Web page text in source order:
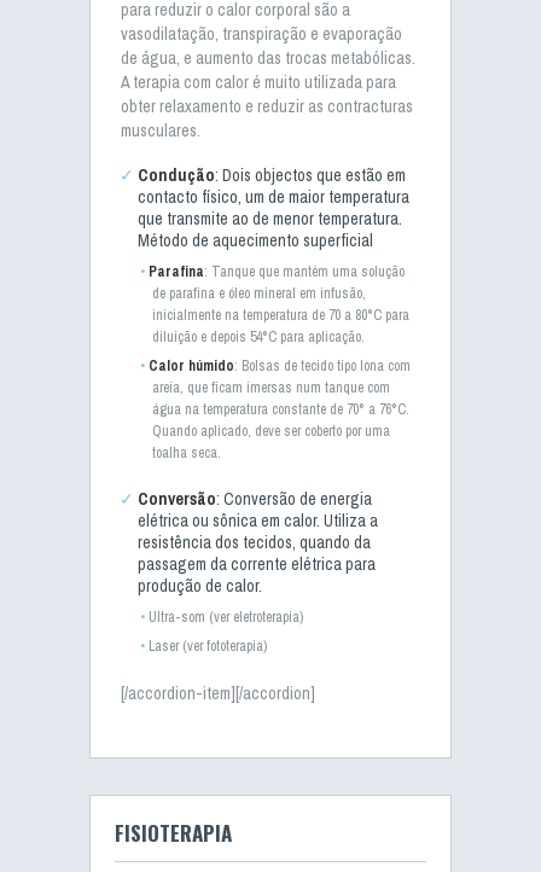
para reduzir o calor corporal são a
vasodilatação, transpiração e evaporação
de água, e aumento das trocas metabólicas.
A terapia com calor é muito utilizada para
obter relaxamento e reduzir as contracturas
musculares.
Condução: Dois objectos que estão em
contacto físico, um de maior temperatura
que transmite ao de menor temperatura.
Método de aquecimento superficial
Parafina: Tanque que mantém uma solução
de parafina e óleo mineral em infusão,
inicialmente na temperatura de 70 a 80°C para
diluição e depois 54°C para aplicação.
Calor húmido: Bolsas de tecido tipo lona com
areia, que ficam imersas num tanque com
água na temperatura constante de 70° a 76°C.
Quando aplicado, deve ser coberto por uma
toalha seca.
Conversão: Conversão de energia
elétrica ou sônica em calor. Utiliza a
resistência dos tecidos, quando da
passagem da corrente elétrica para
produção de calor.
Ultra-som (ver eletroterapia)
Laser (ver fototerapia)
[/accordion-item][/accordion]
FISIOTERAPIA